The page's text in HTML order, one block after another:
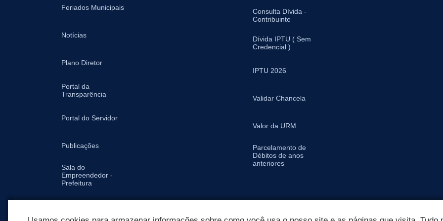
Feriados Municipais
Notícias
Plano Diretor
Portal da
Transparência
Portal do Servidor
Publicações
Sala do
Empreendedor -
Prefeitura
Consulta Dívida -
Contribuinte
Dívida IPTU ( Sem
Credencial )
IPTU 2026
Validar Chancela
Valor da URM
Parcelamento de
Débitos de anos
anteriores